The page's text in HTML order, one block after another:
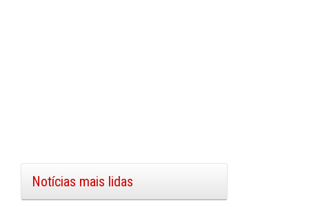
Notícias mais lidas